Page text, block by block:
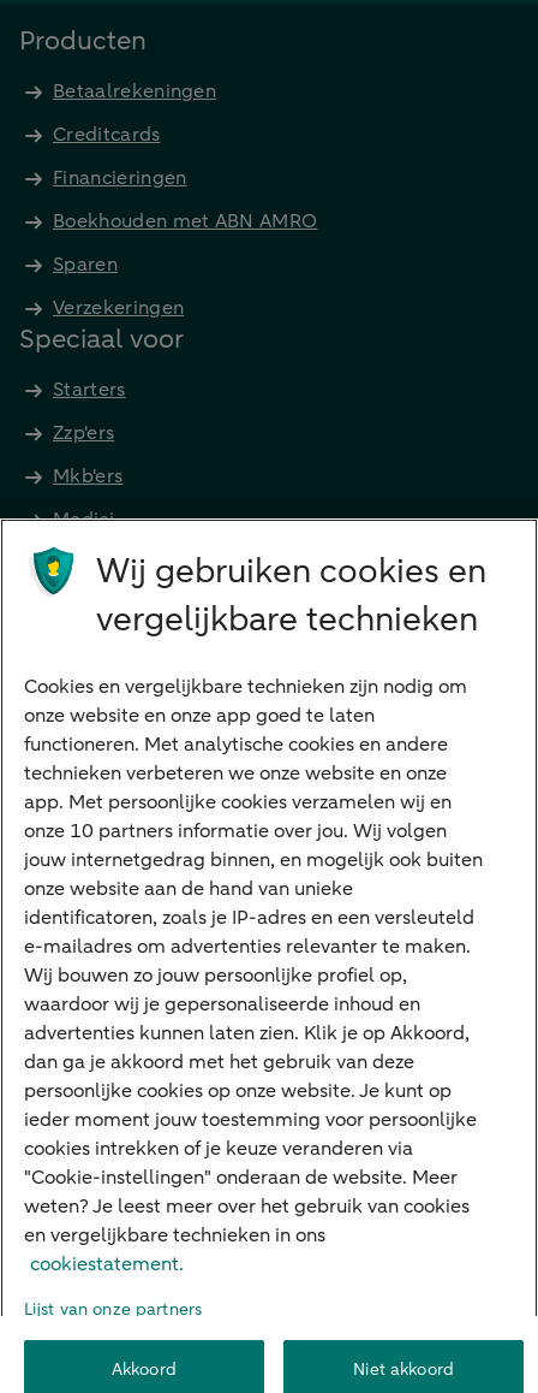
Producten
Betaalrekeningen
Creditcards
Financieringen
Boekhouden met ABN AMRO
Sparen
Verzekeringen
Speciaal voor
Starters
Zzp'ers
Mkb'ers
Medici
Advocaten en notarissen
Diensten
VraagHugo
Corporate Finance
Tikkie zakelijk
Cyber Veilig & Zeker
Private Banking
Interessant
Sectoren & trends
Ondernemersverhalen
Valutacentrum
Alles over PSD2
Business Community
Over ABN AMRO
Toegankelijkheid
PrivacyDisclaimerCookie-instellingen
Wij gebruiken cookies en
vergelijkbare technieken
Cookies en vergelijkbare technieken zijn nodig om
onze website en onze app goed te laten
functioneren. Met analytische cookies en andere
technieken verbeteren we onze website en onze
app. Met persoonlijke cookies verzamelen wij en
onze 10 partners informatie over jou. Wij volgen
jouw internetgedrag binnen, en mogelijk ook buiten
onze website aan de hand van unieke
identificatoren, zoals je IP-adres en een versleuteld
e-mailadres om advertenties relevanter te maken.
Wij bouwen zo jouw persoonlijke profiel op,
waardoor wij je gepersonaliseerde inhoud en
advertenties kunnen laten zien. Klik je op Akkoord,
dan ga je akkoord met het gebruik van deze
persoonlijke cookies op onze website. Je kunt op
ieder moment jouw toestemming voor persoonlijke
cookies intrekken of je keuze veranderen via
"Cookie-instellingen" onderaan de website. Meer
weten? Je leest meer over het gebruik van cookies
en vergelijkbare technieken in ons
cookiestatement.
Lijst van onze partners
Akkoord Niet akkoord